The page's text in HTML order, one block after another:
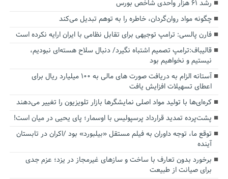
رشد ۶۱ هزار واحدی شاخص بورس
چگونه مواد روان‌گردان، خاطره را به توهم تبدیل می‌کند
فارن پالسی: ترامپ توجیهی برای تقابل نظامی با ایران ارایه نکرده است
قالیباف:ترامپ تصمیم اشتباه نگیرد/ دنبال سلاح هسته‌ای نبودیم،
نیستیم و نخواهیم بود
آستانه الزام به دریافت صورت های مالی به ۱۰۰ میلیارد ریال برای
اعطای تسهیلات افزایش یافت
کره‌ای‌ها با تولید مواد اصلی نمایشگرها بازار تلویزیون را تغییر می‌دهند
پشت‌پرده تمدید قرارداد پرسپولیس با اوسمار؛ پای یحیی در میان است!
توقع ما، توجه داوران به فیلم مستقل «بیلبورد» بود /اکران در تابستان
آینده
برخورد بدون تعارف با ساخت‌ و سازهای غیرمجاز در یزد؛ عزم جدی
برای صیانت از طبیعت